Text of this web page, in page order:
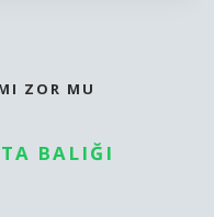
ZOR MU
BALIĞI